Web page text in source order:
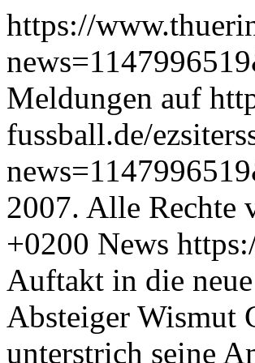
https://
Meldungen auf
fussball.de/
2007. Alle Rechte
+0200 News
Auftakt in die
Absteiger Wismut
unterstrich seine